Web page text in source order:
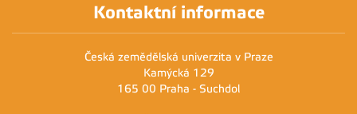
Kontaktní informace
Česká zemědělská univerzita v Praze
Kamýcká 129
165 00 Praha - Suchdol